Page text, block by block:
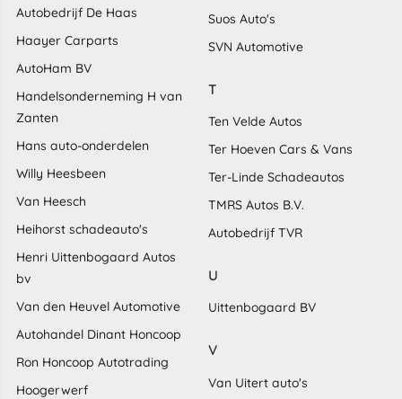
Autobedrijf De Haas
Haayer Carparts
AutoHam BV
Handelsonderneming H van
Zanten
Hans auto-onderdelen
Willy Heesbeen
Van Heesch
Heihorst schadeauto's
Henri Uittenbogaard Autos
bv
Van den Heuvel Automotive
Autohandel Dinant Honcoop
Ron Honcoop Autotrading
Hoogerwerf
Suos Auto's
SVN Automotive
T
Ten Velde Autos
Ter Hoeven Cars & Vans
Ter-Linde Schadeautos
TMRS Autos B.V.
Autobedrijf TVR
U
Uittenbogaard BV
V
Van Uitert auto's